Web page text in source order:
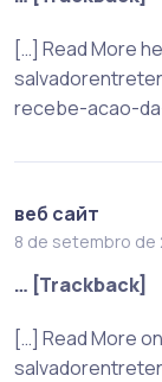
[…] Read More
recebe-acao-
веб сайт
8 de setembro de
… [Trackback]
[…] Read More